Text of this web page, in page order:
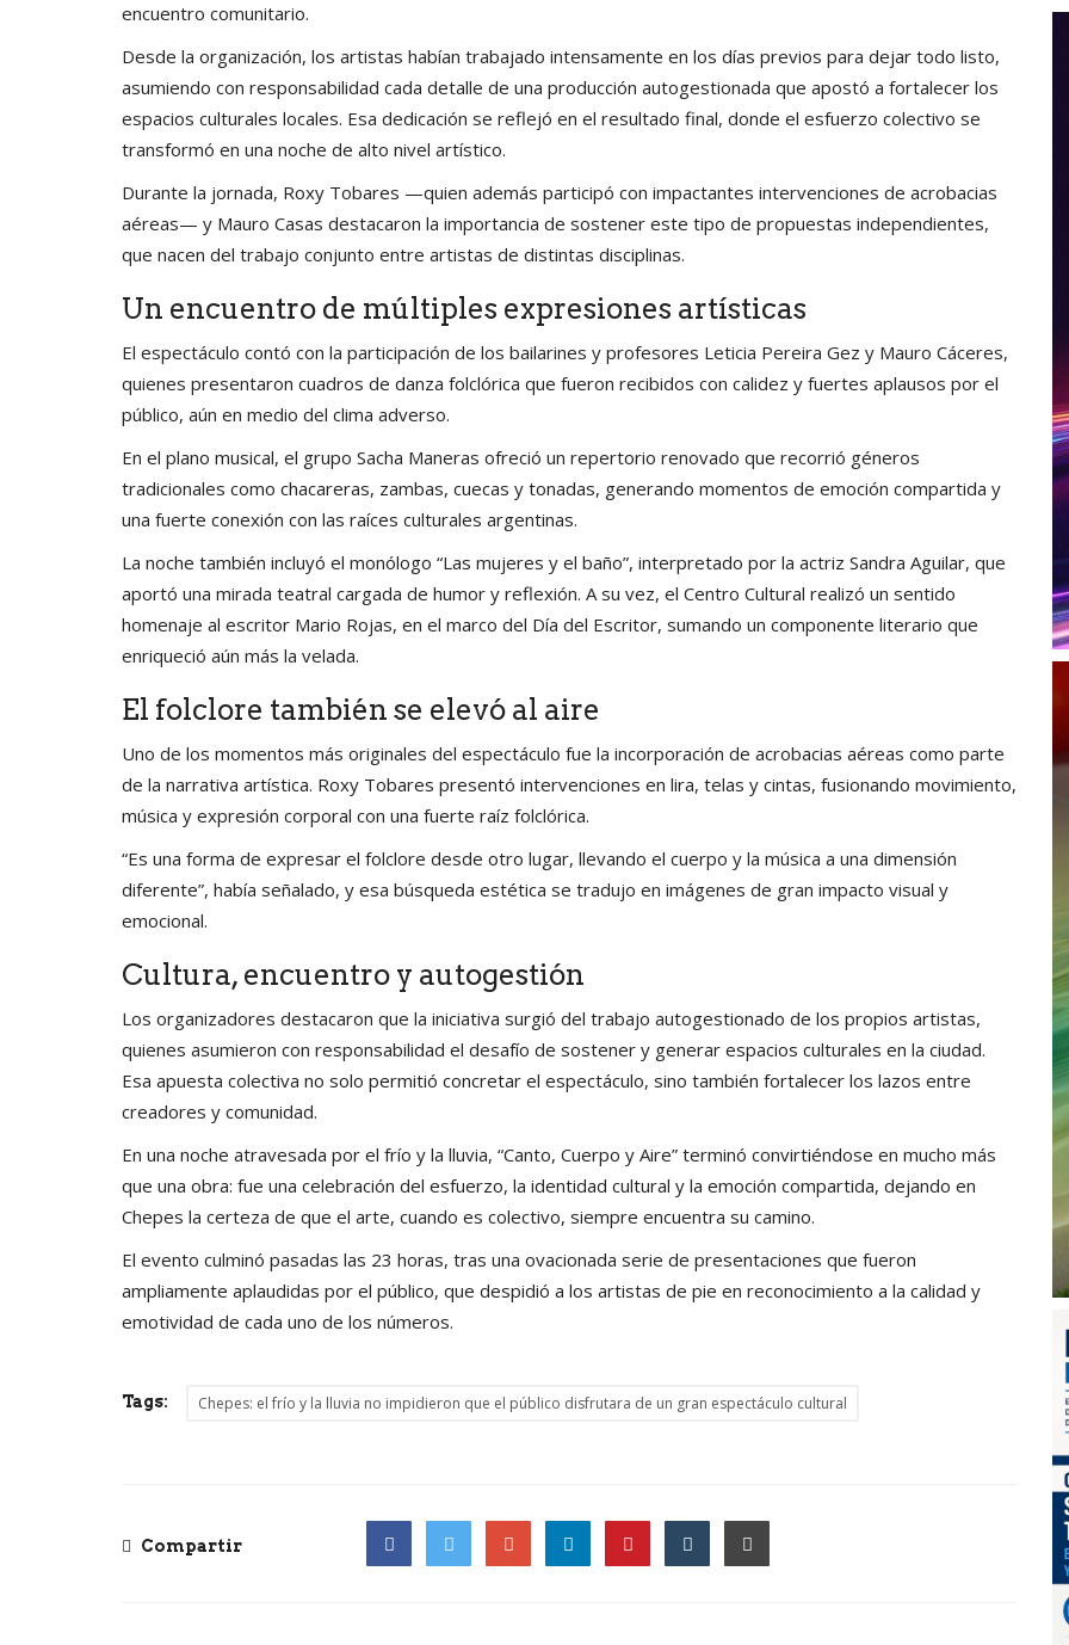
encuentro comunitario.
Desde la organización, los artistas habían trabajado intensamente en los días previos para dejar todo listo,
asumiendo con responsabilidad cada detalle de una producción autogestionada que apostó a fortalecer los
espacios culturales locales. Esa dedicación se reflejó en el resultado final, donde el esfuerzo colectivo se
transformó en una noche de alto nivel artístico.
Durante la jornada, Roxy Tobares —quien además participó con impactantes intervenciones de acrobacias
aéreas— y Mauro Casas destacaron la importancia de sostener este tipo de propuestas independientes,
que nacen del trabajo conjunto entre artistas de distintas disciplinas.
Un encuentro de múltiples expresiones artísticas
El espectáculo contó con la participación de los bailarines y profesores Leticia Pereira Gez y Mauro Cáceres,
quienes presentaron cuadros de danza folclórica que fueron recibidos con calidez y fuertes aplausos por el
público, aún en medio del clima adverso.
En el plano musical, el grupo Sacha Maneras ofreció un repertorio renovado que recorrió géneros
tradicionales como chacareras, zambas, cuecas y tonadas, generando momentos de emoción compartida y
una fuerte conexión con las raíces culturales argentinas.
La noche también incluyó el monólogo “Las mujeres y el baño”, interpretado por la actriz Sandra Aguilar, que
aportó una mirada teatral cargada de humor y reflexión. A su vez, el Centro Cultural realizó un sentido
homenaje al escritor Mario Rojas, en el marco del Día del Escritor, sumando un componente literario que
enriqueció aún más la velada.
El folclore también se elevó al aire
Uno de los momentos más originales del espectáculo fue la incorporación de acrobacias aéreas como parte
de la narrativa artística. Roxy Tobares presentó intervenciones en lira, telas y cintas, fusionando movimiento,
música y expresión corporal con una fuerte raíz folclórica.
“Es una forma de expresar el folclore desde otro lugar, llevando el cuerpo y la música a una dimensión
diferente”, había señalado, y esa búsqueda estética se tradujo en imágenes de gran impacto visual y
emocional.
Cultura, encuentro y autogestión
Los organizadores destacaron que la iniciativa surgió del trabajo autogestionado de los propios artistas,
quienes asumieron con responsabilidad el desafío de sostener y generar espacios culturales en la ciudad.
Esa apuesta colectiva no solo permitió concretar el espectáculo, sino también fortalecer los lazos entre
creadores y comunidad.
En una noche atravesada por el frío y la lluvia, “Canto, Cuerpo y Aire” terminó convirtiéndose en mucho más
que una obra: fue una celebración del esfuerzo, la identidad cultural y la emoción compartida, dejando en
Chepes la certeza de que el arte, cuando es colectivo, siempre encuentra su camino.
El evento culminó pasadas las 23 horas, tras una ovacionada serie de presentaciones que fueron
ampliamente aplaudidas por el público, que despidió a los artistas de pie en reconocimiento a la calidad y
emotividad de cada uno de los números.
Tags: Chepes: el frío y la lluvia no impidieron que el público disfrutara de un gran espectáculo cultural
Compartir